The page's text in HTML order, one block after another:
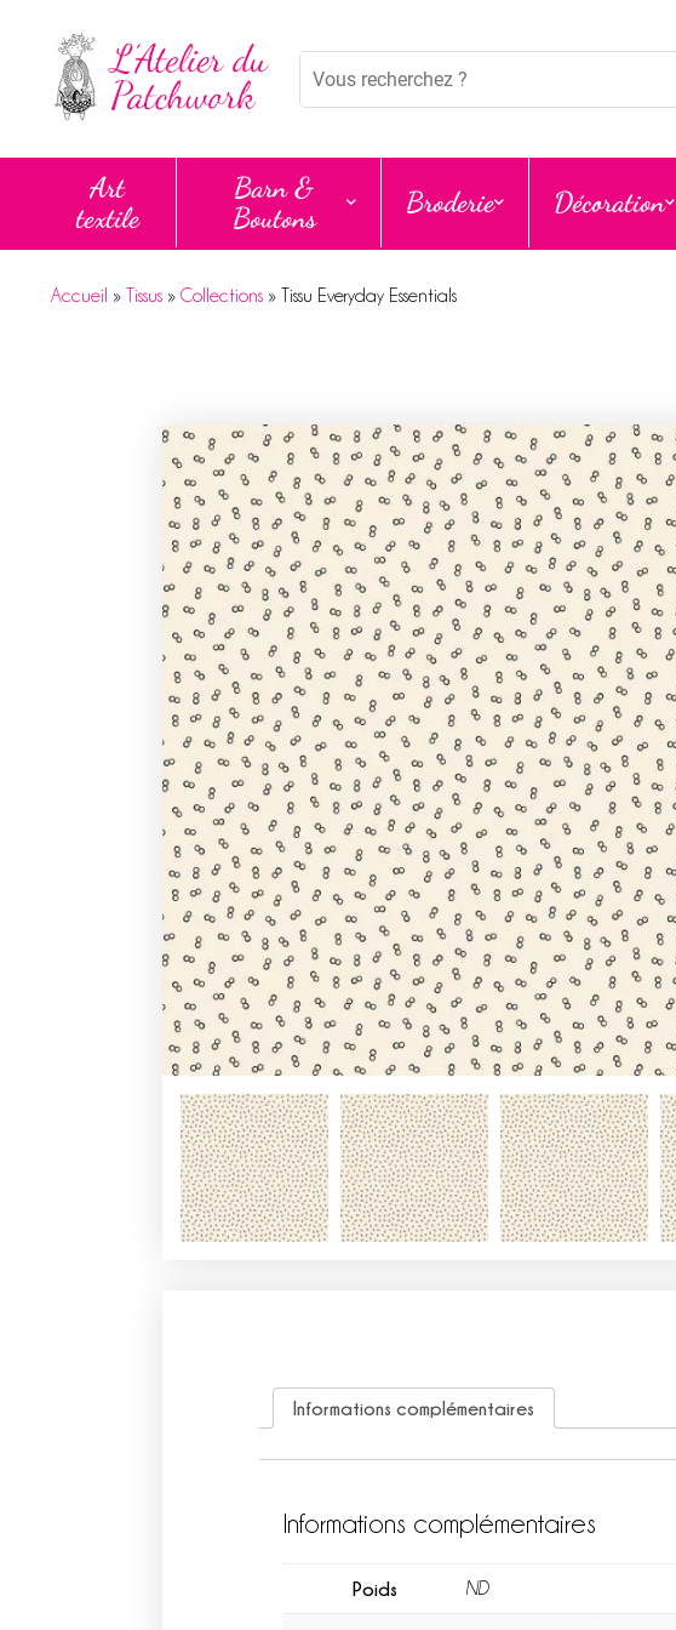
Mots
Art
textile
Barn &
Boutons
Broderie Décoration
Accueil » Tissus » Collections » Tissu Everyday Essentials
Informations complémentaires
Informations complémentaires
Poids ND